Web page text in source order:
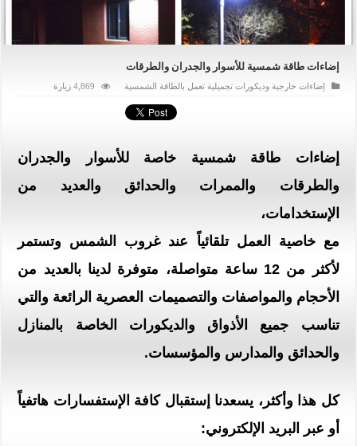
إضاءات طاقة شمسية للأسوار والجدران والطرقات
إضاءات خارجية وديكورات تجميلية تعمل بالطاقة الشمسية 4,869 زيارة
إضاءات طاقة شمسية خاصة للأسوار والجدران
والطرقات والممرات والحدائق والعديد من
الإستخدامات،
مع خاصية العمل تلقائياً عند غروب الشمس وتستمر
لأكثر من 12 ساعة متواصلة، متوفرة لدينا بالعديد من
الأحجام والمواصفات والتصميمات العصرية الرائعة والتي
تناسب جميع الأذواق والديكورات الخاصة بالمنازل
والحدائق والمدارس والمؤسسات.
كل هذا وأكثر، يسعدنا إستقبال كافة الإستفسارات هاتفياً
أو عبر البريد الإلكتروني: